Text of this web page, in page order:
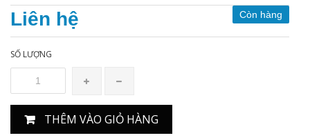
Còn hàng
Liên hệ
SỐ LƯỢNG
THÊM VÀO GIỎ HÀNG